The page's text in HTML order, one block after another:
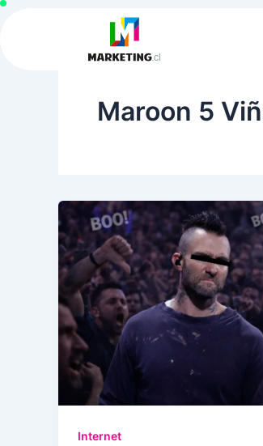
Ir
Maroon 5
Internet